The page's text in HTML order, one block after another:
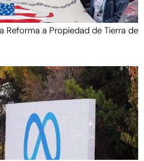
Reforma a Propiedad de Tierra de